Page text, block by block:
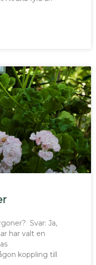
Svar: Ja,
har valt en
koppling till